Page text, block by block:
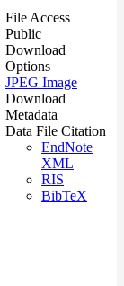
File Access
Public
Download
Options
JPEG Image
Download
Metadata
Data File Citation
EndNote
XML
RIS
BibTeX